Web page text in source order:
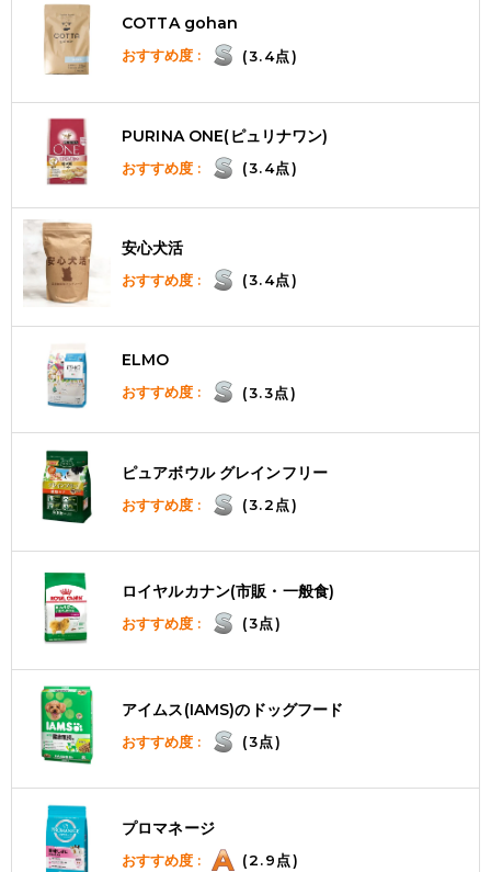
COTTA gohan
おすすめ度 : (3.4点)
PURINA ONE(ピュリナワン)
おすすめ度 : (3.4点)
安心犬活
おすすめ度 : (3.4点)
ELMO
おすすめ度 : (3.3点)
ピュアボウル グレインフリー
おすすめ度 : (3.2点)
ロイヤルカナン(市販・一般食)
おすすめ度 : (3点)
アイムス(IAMS)のドッグフード
おすすめ度 : (3点)
プロマネージ
おすすめ度 : (2.9点)